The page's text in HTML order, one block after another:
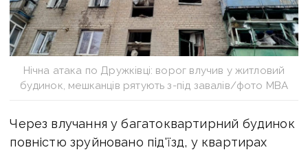
Нічна атака по Дружківці: ворог влучив у житловий
будинок, мешканців рятують з-під завалів/фото МВА
Через влучання у багатоквартирний будинок
повністю зруйновано під'їзд, у квартирах